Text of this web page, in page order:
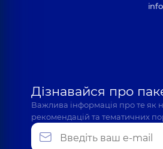
Дізнавайся про
Важлива інформація про те як
рекомендацій та тематичних